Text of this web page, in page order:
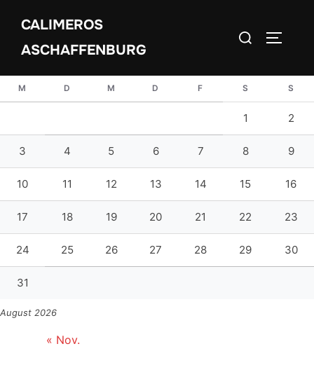
Inhalt
springen
CALIMEROS
ASCHAFFENBURG
Suchen
August 2026
M D M D F S S
1 2
3 4 5 6 7 8 9
10 11 12 13 14 15 16
17 18 19 20 21 22 23
24 25 26 27 28 29 30
31
« Nov.